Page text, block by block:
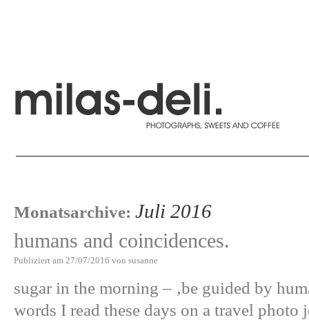
Monatsarchive: Juli 2016
humans and coincidences.
Publiziert am 27/07/2016 von susanne
sugar in the morning – ‚be guided by
words I read these days on a travel